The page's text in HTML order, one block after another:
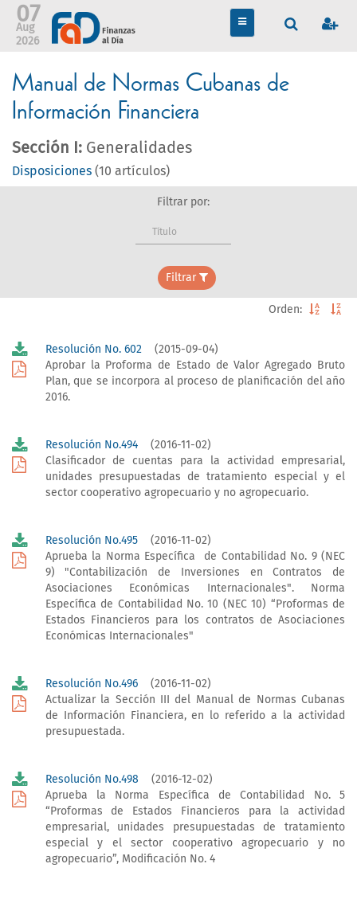
TOGGLE
NAVIGATION
07
Aug
2026
Manual de Normas Cubanas de
Información Financiera
Sección I: Generalidades
Disposiciones (10 artículos)
Filtrar por:
Título
Filtrar
Orden:
Resolución No. 602(2015-09-04)
Aprobar la Proforma de Estado de Valor Agregado Bruto
Plan, que se incorpora al proceso de planificación del año
2016.
Resolución No.494(2016-11-02)
Clasificador de cuentas para la actividad empresarial,
unidades presupuestadas de tratamiento especial y el
sector cooperativo agropecuario y no agropecuario.
Resolución No.495(2016-11-02)
Aprueba la Norma Específica de Contabilidad No. 9 (NEC
9) "Contabilización de Inversiones en Contratos de
Asociaciones Económicas Internacionales". Norma
Específica de Contabilidad No. 10 (NEC 10) “Proformas de
Estados Financieros para los contratos de Asociaciones
Económicas Internacionales"
Resolución No.496(2016-11-02)
Actualizar la Sección III del Manual de Normas Cubanas
de Información Financiera, en lo referido a la actividad
presupuestada.
Resolución No.498 (2016-12-02)
Aprueba la Norma Específica de Contabilidad No. 5
“Proformas de Estados Financieros para la actividad
empresarial, unidades presupuestadas de tratamiento
especial y el sector cooperativo agropecuario y no
agropecuario”, Modificación No. 4